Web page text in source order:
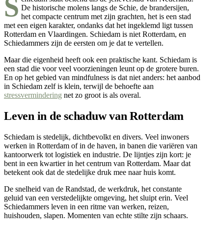
S De historische molens langs de Schie, de brandersijen,
het compacte centrum met zijn grachten, het is een stad
met een eigen karakter, ondanks dat het ingeklemd ligt tussen
Rotterdam en Vlaardingen. Schiedam is niet Rotterdam, en
Schiedammers zijn de eersten om je dat te vertellen.
Maar die eigenheid heeft ook een praktische kant. Schiedam is
een stad die voor veel voorzieningen leunt op de grotere buren.
En op het gebied van mindfulness is dat niet anders: het aanbod
in Schiedam zelf is klein, terwijl de behoefte aan
stressvermindering net zo groot is als overal.
Leven in de schaduw van Rotterdam
Schiedam is stedelijk, dichtbevolkt en divers. Veel inwoners
werken in Rotterdam of in de haven, in banen die variëren van
kantoorwerk tot logistiek en industrie. De lijntjes zijn kort: je
bent in een kwartier in het centrum van Rotterdam. Maar dat
betekent ook dat de stedelijke druk mee naar huis komt.
De snelheid van de Randstad, de werkdruk, het constante
geluid van een verstedelijkte omgeving, het sluipt erin. Veel
Schiedammers leven in een ritme van werken, reizen,
huishouden, slapen. Momenten van echte stilte zijn schaars.